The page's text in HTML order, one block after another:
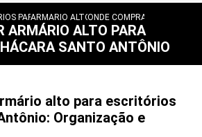
PARA ESCRITORIOS
ARMARIO ALTO PARA ESCRITORIOS
ONDE COMPRAR ARMARIO
ARMÁRIO ALTO PARA
SANTO ANTÔNIO
alto para escritórios
Organização e